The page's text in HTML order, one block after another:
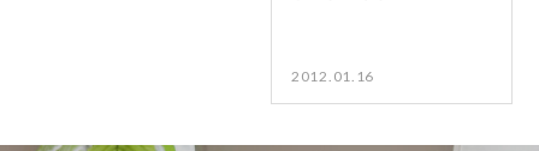
2012.01.16